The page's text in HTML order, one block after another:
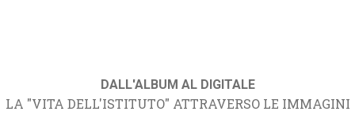
DALL'ALBUM AL DIGITALE
LA "VITA DELL'ISTITUTO" ATTRAVERSO LE IMMAGINI